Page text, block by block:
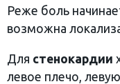
Реже боль
возможна
Для стенокардии
левое плечо,